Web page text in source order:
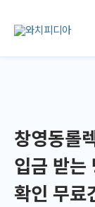
로
창영동롤
입금 받는
확인 무료